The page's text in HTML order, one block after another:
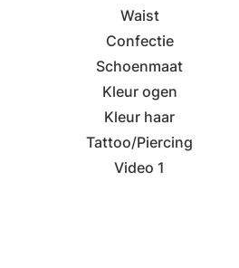
Waist
Confectie
Schoenmaat
Kleur ogen
Kleur haar
Tattoo/Piercing
Video 1